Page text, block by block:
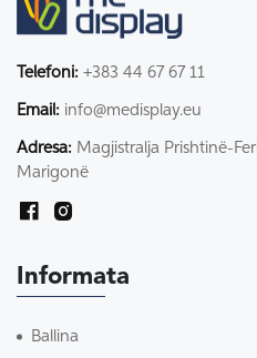
Telefoni: +383 44 67 67 11
Email: info@medisplay.eu
Adresa: Magjistralja Prishtinë-
Marigonë
Informata
Ballina